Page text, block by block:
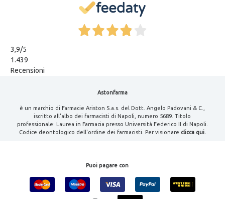
3,9/5
1.439
Recensioni
Astonfarma
è un marchio di Farmacie Ariston S.a.s. del Dott. Angelo Padovani & C.,
iscritto all'albo dei farmacisti di Napoli, numero 5689. Titolo
professionale: Laurea in Farmacia presso Università Federico II di Napoli.
Codice deontologico dell'ordine dei farmacisti. Per visionare clicca qui.
Puoi pagare con